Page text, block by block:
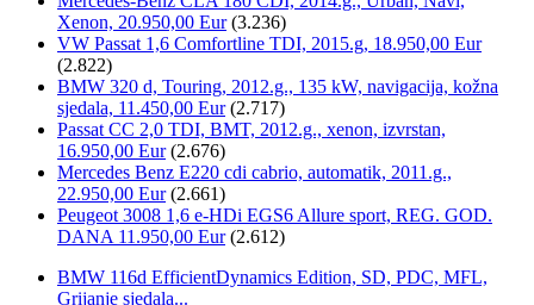
Xenon, 20.950,00 Eur (3.236)
VW Passat 1,6 Comfortline TDI, 2015.g, 18.950,00 Eur
(2.822)
BMW 320 d, Touring, 2012.g., 135 kW, navigacija, kožna
sjedala, 11.450,00 Eur (2.717)
Passat CC 2,0 TDI, BMT, 2012.g., xenon, izvrstan,
16.950,00 Eur (2.676)
Mercedes Benz E220 cdi cabrio, automatik, 2011.g.,
22.950,00 Eur (2.661)
Peugeot 3008 1,6 e-HDi EGS6 Allure sport, REG. GOD.
DANA 11.950,00 Eur (2.612)
BMW 116d EfficientDynamics Edition, SD, PDC, MFL,
Grijanje sjedala...